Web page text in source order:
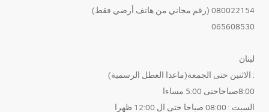
080022154 (رقم مجاني من هاتف أرضي فقط)
065608530
لبنان
: الاثنين حتى الجمعة(ماعدا العطل الرسمية)
8:00صباحاحتى 5:00 مساءا
السبت : 08:00 صباحا حتى ال 12:00 ظهرا